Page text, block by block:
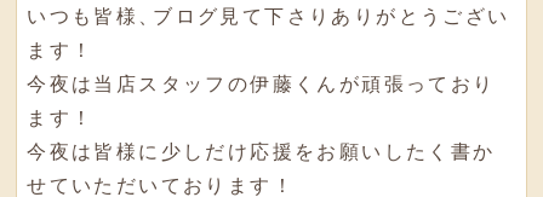
いつも皆様
、ブログ見て下さりありがとうござい
ます！
今夜は当店スタッフの伊藤くんが頑張っており
ます！
今夜は皆様に少しだけ応援をお願いしたく書か
せていただいております！